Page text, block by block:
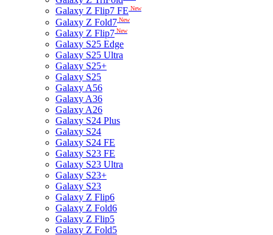
Galaxy Z Flip7 FE New
Galaxy Z Fold7 New
Galaxy Z Flip7 New
Galaxy S25 Edge
Galaxy S25 Ultra
Galaxy S25+
Galaxy S25
Galaxy A56
Galaxy A36
Galaxy A26
Galaxy S24 Plus
Galaxy S24
Galaxy S24 FE
Galaxy S23 FE
Galaxy S23 Ultra
Galaxy S23+
Galaxy S23
Galaxy Z Flip6
Galaxy Z Fold6
Galaxy Z Flip5
Galaxy Z Fold5